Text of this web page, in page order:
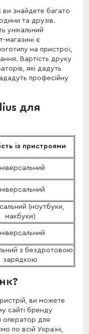
ви знайдете багато
та друзів.
унікальний
магазині є
на пристрої,
Вартість друку
які дадуть
професійну
для
із пристроями
(ноутбуки,
макбуки)
з бездротовою
зарядкою
ви можете
сайті бренду
оператор для
по всій Україні,